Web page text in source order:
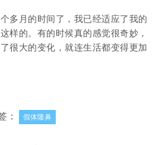
月的时间了，我已经适应了我的
样的。有的时候真的感觉很奇妙，
很大的变化，就连生活都变得更加
： 假体隆鼻